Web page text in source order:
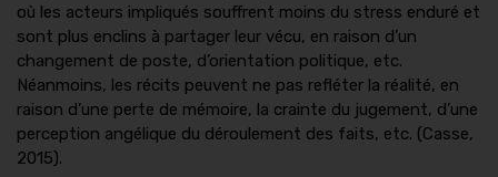
où les acteurs impliqués souffrent moins du stress enduré et
sont plus enclins à partager leur vécu, en raison d’un
changement de poste, d’orientation politique, etc.
Néanmoins, les récits peuvent ne pas refléter la réalité, en
raison d’une perte de mémoire, la crainte du jugement, d’une
perception angélique du déroulement des faits, etc. (Casse,
2015).